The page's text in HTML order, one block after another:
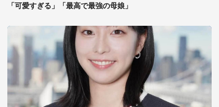
「可愛すぎる」「最高で最強の母娘」